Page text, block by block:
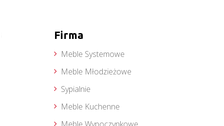
Firma
Meble Systemowe
Meble Młodzieżowe
Sypialnie
Meble Kuchenne